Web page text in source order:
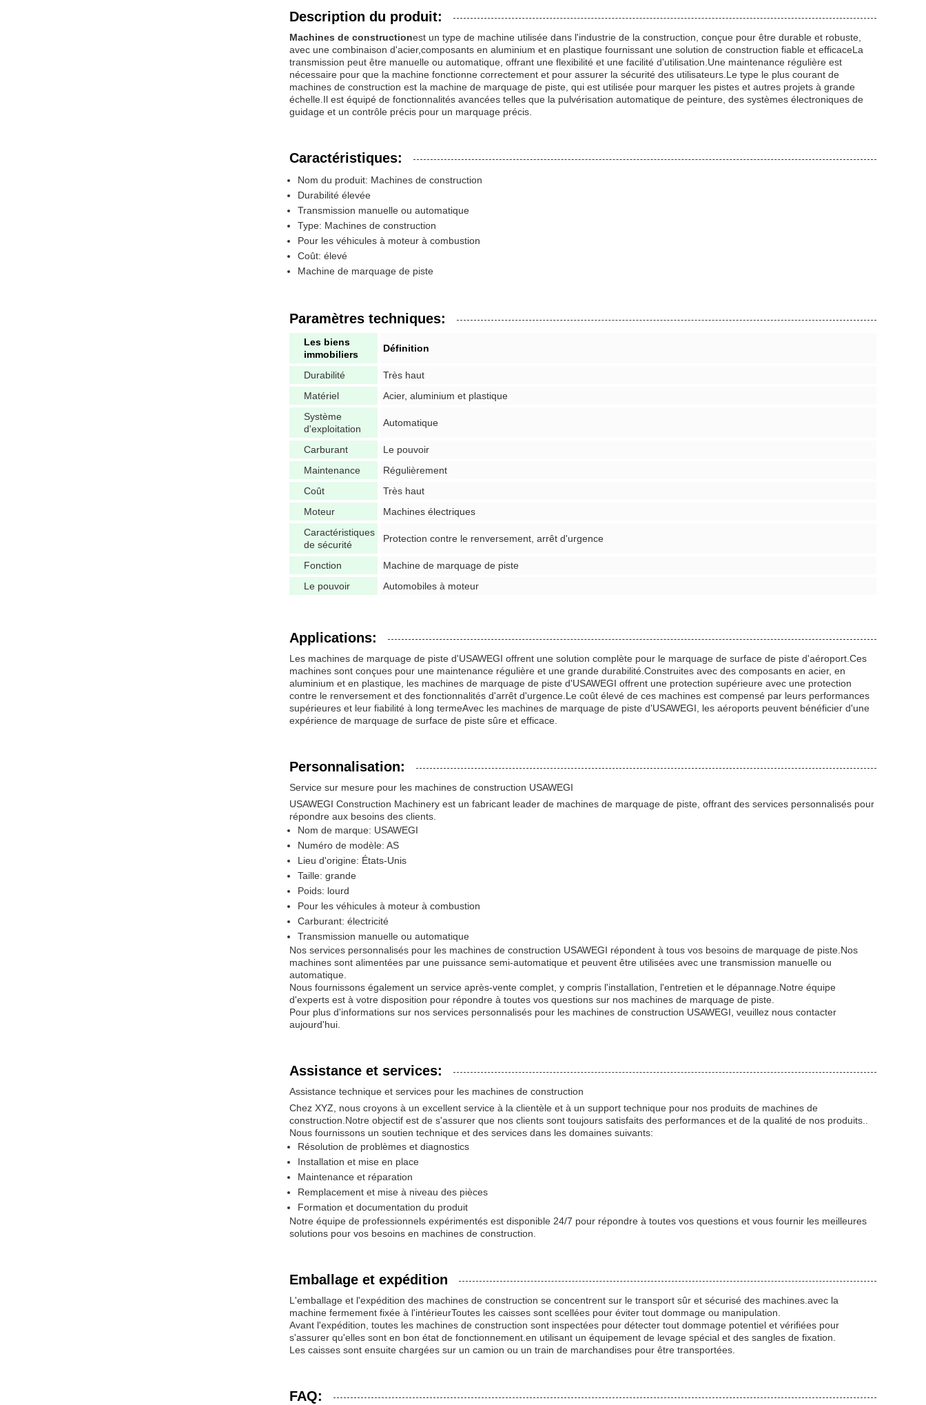
Description du produit:
Machines de constructionest un type de machine utilisée dans l'industrie de la construction, conçue pour être durable et robuste,
avec une combinaison d'acier,composants en aluminium et en plastique fournissant une solution de construction fiable et efficaceLa
transmission peut être manuelle ou automatique, offrant une flexibilité et une facilité d'utilisation.Une maintenance régulière est
nécessaire pour que la machine fonctionne correctement et pour assurer la sécurité des utilisateurs.Le type le plus courant de
machines de construction est la machine de marquage de piste, qui est utilisée pour marquer les pistes et autres projets à grande
échelle.Il est équipé de fonctionnalités avancées telles que la pulvérisation automatique de peinture, des systèmes électroniques de
guidage et un contrôle précis pour un marquage précis.
Caractéristiques:
Nom du produit: Machines de construction
Durabilité élevée
Transmission manuelle ou automatique
Type: Machines de construction
Pour les véhicules à moteur à combustion
Coût: élevé
Machine de marquage de piste
Paramètres techniques:
Les biens
immobiliers
Définition
Durabilité
Très haut
Matériel
Acier, aluminium et plastique
Système
d'exploitation
Automatique
Carburant
Le pouvoir
Maintenance
Régulièrement
Coût
Très haut
Moteur
Machines électriques
Caractéristiques
de sécurité
Protection contre le renversement, arrêt d'urgence
Fonction
Machine de marquage de piste
Le pouvoir
Automobiles à moteur
Applications:
Les machines de marquage de piste d'USAWEGI offrent une solution complète pour le marquage de surface de piste d'aéroport.Ces
machines sont conçues pour une maintenance régulière et une grande durabilité.Construites avec des composants en acier, en
aluminium et en plastique, les machines de marquage de piste d'USAWEGI offrent une protection supérieure avec une protection
contre le renversement et des fonctionnalités d'arrêt d'urgence.Le coût élevé de ces machines est compensé par leurs performances
supérieures et leur fiabilité à long termeAvec les machines de marquage de piste d'USAWEGI, les aéroports peuvent bénéficier d'une
expérience de marquage de surface de piste sûre et efficace.
Personnalisation:
Service sur mesure pour les machines de construction USAWEGI
USAWEGI Construction Machinery est un fabricant leader de machines de marquage de piste, offrant des services personnalisés pour
répondre aux besoins des clients.
Nom de marque: USAWEGI
Numéro de modèle: AS
Lieu d'origine: États-Unis
Taille: grande
Poids: lourd
Pour les véhicules à moteur à combustion
Carburant: électricité
Transmission manuelle ou automatique
Nos services personnalisés pour les machines de construction USAWEGI répondent à tous vos besoins de marquage de piste.Nos
machines sont alimentées par une puissance semi-automatique et peuvent être utilisées avec une transmission manuelle ou
automatique.
Nous fournissons également un service après-vente complet, y compris l'installation, l'entretien et le dépannage.Notre équipe
d'experts est à votre disposition pour répondre à toutes vos questions sur nos machines de marquage de piste.
Pour plus d'informations sur nos services personnalisés pour les machines de construction USAWEGI, veuillez nous contacter
aujourd'hui.
Assistance et services:
Assistance technique et services pour les machines de construction
Chez XYZ, nous croyons à un excellent service à la clientèle et à un support technique pour nos produits de machines de
construction.Notre objectif est de s'assurer que nos clients sont toujours satisfaits des performances et de la qualité de nos produits..
Nous fournissons un soutien technique et des services dans les domaines suivants:
Résolution de problèmes et diagnostics
Installation et mise en place
Maintenance et réparation
Remplacement et mise à niveau des pièces
Formation et documentation du produit
Notre équipe de professionnels expérimentés est disponible 24/7 pour répondre à toutes vos questions et vous fournir les meilleures
solutions pour vos besoins en machines de construction.
Emballage et expédition
L'emballage et l'expédition des machines de construction se concentrent sur le transport sûr et sécurisé des machines.avec la
machine fermement fixée à l'intérieurToutes les caisses sont scellées pour éviter tout dommage ou manipulation.
Avant l'expédition, toutes les machines de construction sont inspectées pour détecter tout dommage potentiel et vérifiées pour
s'assurer qu'elles sont en bon état de fonctionnement.en utilisant un équipement de levage spécial et des sangles de fixation.
Les caisses sont ensuite chargées sur un camion ou un train de marchandises pour être transportées.
FAQ: